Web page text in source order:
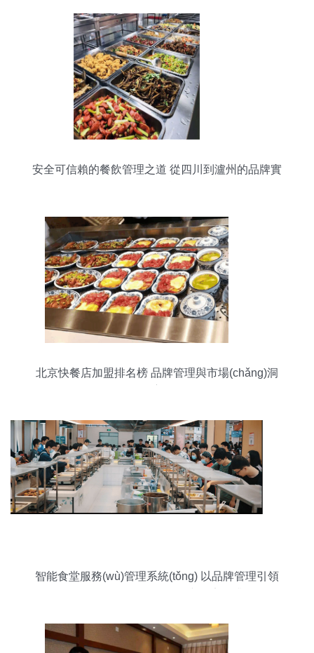
安全可信賴的餐飲管理之道 從四川到瀘州的品牌實
北京快餐店加盟排名榜 品牌管理與市場(chǎng)洞
智能食堂服務(wù)管理系統(tǒng) 以品牌管理引領